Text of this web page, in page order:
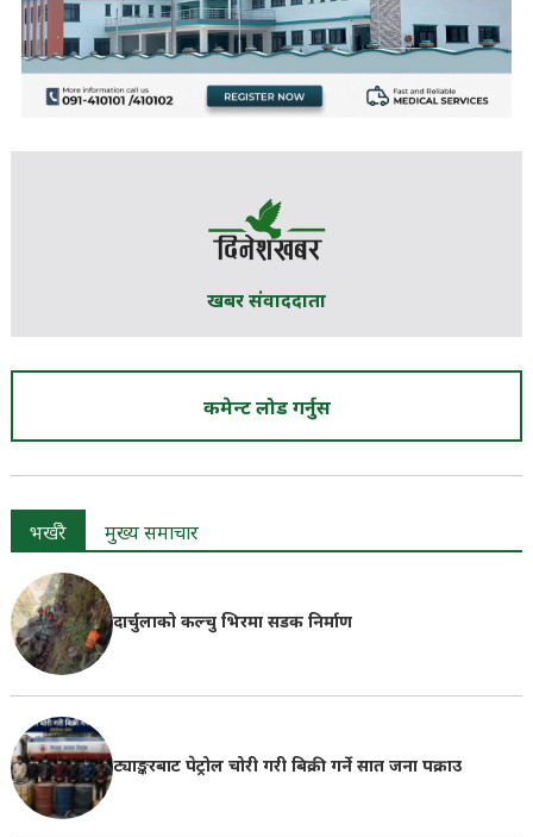
खबर संवाददाता
कमेन्ट लोड गर्नुस
भर्खरै मुख्य समाचार
दार्चुलाको कल्चु भिरमा सडक निर्माण
ट्याङ्करबाट पेट्रोल चोरी गरी बिक्री गर्ने सात जना पक्राउ